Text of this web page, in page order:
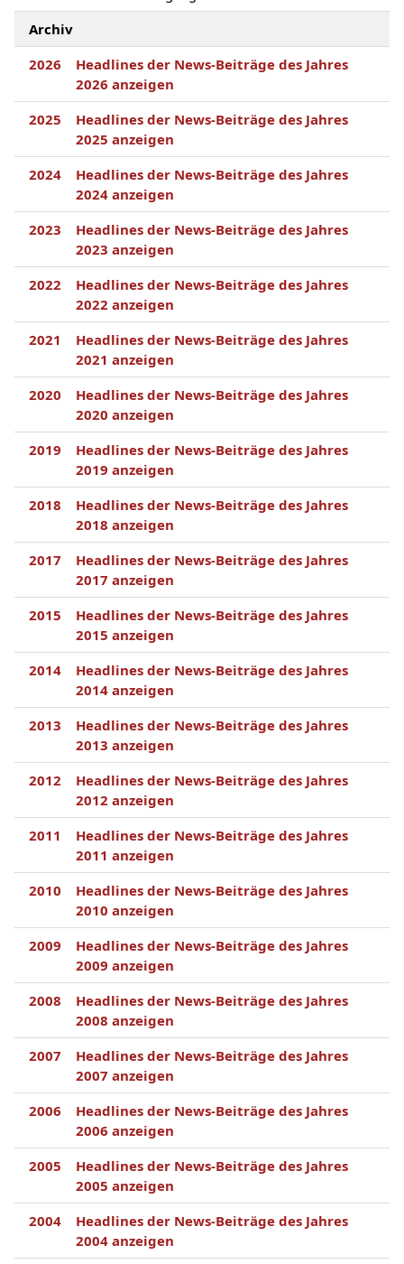
Archiv
2026
Headlines der News-Beiträge des Jahres
2026 anzeigen
2025
Headlines der News-Beiträge des Jahres
2025 anzeigen
2024
Headlines der News-Beiträge des Jahres
2024 anzeigen
2023
Headlines der News-Beiträge des Jahres
2023 anzeigen
2022
Headlines der News-Beiträge des Jahres
2022 anzeigen
2021
Headlines der News-Beiträge des Jahres
2021 anzeigen
2020
Headlines der News-Beiträge des Jahres
2020 anzeigen
2019
Headlines der News-Beiträge des Jahres
2019 anzeigen
2018
Headlines der News-Beiträge des Jahres
2018 anzeigen
2017
Headlines der News-Beiträge des Jahres
2017 anzeigen
2015
Headlines der News-Beiträge des Jahres
2015 anzeigen
2014
Headlines der News-Beiträge des Jahres
2014 anzeigen
2013
Headlines der News-Beiträge des Jahres
2013 anzeigen
2012
Headlines der News-Beiträge des Jahres
2012 anzeigen
2011
Headlines der News-Beiträge des Jahres
2011 anzeigen
2010
Headlines der News-Beiträge des Jahres
2010 anzeigen
2009
Headlines der News-Beiträge des Jahres
2009 anzeigen
2008
Headlines der News-Beiträge des Jahres
2008 anzeigen
2007
Headlines der News-Beiträge des Jahres
2007 anzeigen
2006
Headlines der News-Beiträge des Jahres
2006 anzeigen
2005
Headlines der News-Beiträge des Jahres
2005 anzeigen
2004
Headlines der News-Beiträge des Jahres
2004 anzeigen